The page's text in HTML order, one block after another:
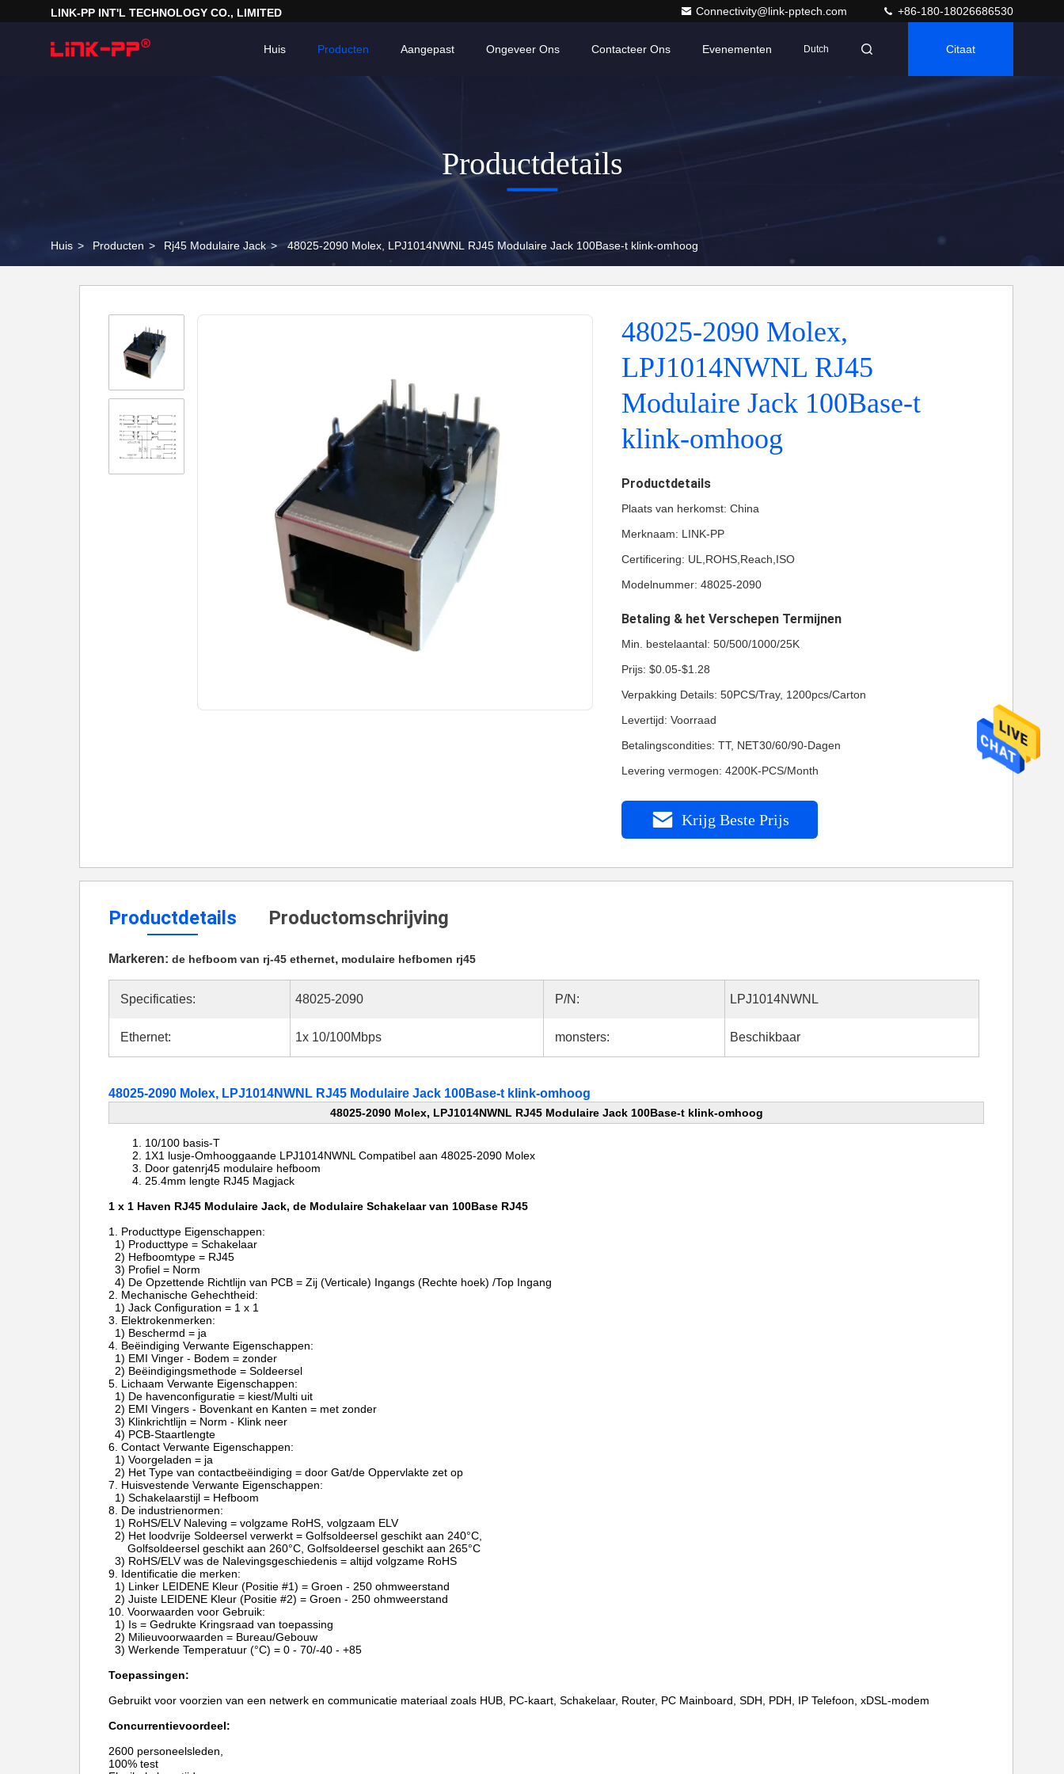
LINK-PP INT'L TECHNOLOGY CO., LIMITED Connectivity@link-pptech.com +86-180-18026686530
Huis Producten Ongeveer Ons Contacteer Ons Evenementen
Aangepast Dutch Citaat
Productdetails
Huis > Producten > Rj45 Modulaire Jack > 48025-2090 Molex, LPJ1014NWNL RJ45 Modulaire Jack 100Base-t klink-omhoog
48025-2090 Molex,
LPJ1014NWNL RJ45
Modulaire Jack 100Base-t
klink-omhoog
Productdetails
Plaats van herkomst: China
Merknaam: LINK-PP
Certificering: UL,ROHS,Reach,ISO
Modelnummer: 48025-2090
Betaling & het Verschepen Termijnen
Min. bestelaantal: 50/500/1000/25K
Prijs: $0.05-$1.28
Verpakking Details: 50PCS/Tray, 1200pcs/Carton
Levertijd: Voorraad
Betalingscondities: TT, NET30/60/90-Dagen
Levering vermogen: 4200K-PCS/Month
Krijg Beste Prijs
Productdetails Productomschrijving
Markeren: de hefboom van rj-45 ethernet, modulaire hefbomen rj45
Specificaties: 48025-2090 P/N: LPJ1014NWNL
Ethernet: 1x 10/100Mbps monsters: Beschikbaar
48025-2090 Molex, LPJ1014NWNL RJ45 Modulaire Jack 100Base-t klink-omhoog
48025-2090 Molex, LPJ1014NWNL RJ45 Modulaire Jack 100Base-t klink-omhoog
10/100 basis-T
1X1 lusje-Omhooggaande LPJ1014NWNL Compatibel aan 48025-2090 Molex
Door gatenrj45 modulaire hefboom
25.4mm lengte RJ45 Magjack
1 x 1 Haven RJ45 Modulaire Jack, de Modulaire Schakelaar van 100Base RJ45
1. Producttype Eigenschappen:
1) Producttype = Schakelaar
2) Hefboomtype = RJ45
3) Profiel = Norm
4) De Opzettende Richtlijn van PCB = Zij (Verticale) Ingangs (Rechte hoek) /Top Ingang
2. Mechanische Gehechtheid:
1) Jack Configuration = 1 x 1
3. Elektrokenmerken:
1) Beschermd = ja
4. Beëindiging Verwante Eigenschappen:
1) EMI Vinger - Bodem = zonder
2) Beëindigingsmethode = Soldeersel
5. Lichaam Verwante Eigenschappen:
1) De havenconfiguratie = kiest/Multi uit
2) EMI Vingers - Bovenkant en Kanten = met zonder
3) Klinkrichtlijn = Norm - Klink neer
4) PCB-Staartlengte
6. Contact Verwante Eigenschappen:
1) Voorgeladen = ja
2) Het Type van contactbeëindiging = door Gat/de Oppervlakte zet op
7. Huisvestende Verwante Eigenschappen:
1) Schakelaarstijl = Hefboom
8. De industrienormen:
1) RoHS/ELV Naleving = volgzame RoHS, volgzaam ELV
2) Het loodvrije Soldeersel verwerkt = Golfsoldeersel geschikt aan 240°C,
Golfsoldeersel geschikt aan 260°C, Golfsoldeersel geschikt aan 265°C
3) RoHS/ELV was de Nalevingsgeschiedenis = altijd volgzame RoHS
9. Identificatie die merken:
1) Linker LEIDENE Kleur (Positie #1) = Groen - 250 ohmweerstand
2) Juiste LEIDENE Kleur (Positie #2) = Groen - 250 ohmweerstand
10. Voorwaarden voor Gebruik:
1) Is = Gedrukte Kringsraad van toepassing
2) Milieuvoorwaarden = Bureau/Gebouw
3) Werkende Temperatuur (°C) = 0 - 70/-40 - +85
Toepassingen:
Gebruikt voor voorzien van een netwerk en communicatie materiaal zoals HUB, PC-kaart, Schakelaar, Router, PC Mainboard, SDH, PDH, IP Telefoon, xDSL-modem
Concurrentievoordeel:
2600 personeelsleden,
100% test